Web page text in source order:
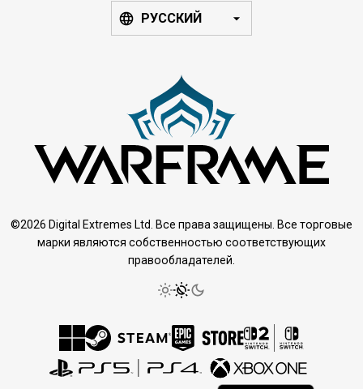
РУССКИЙ
©2026 Digital Extremes Ltd. Все права защищены. Все торговые
марки являются собственностью соответствующих
правообладателей.